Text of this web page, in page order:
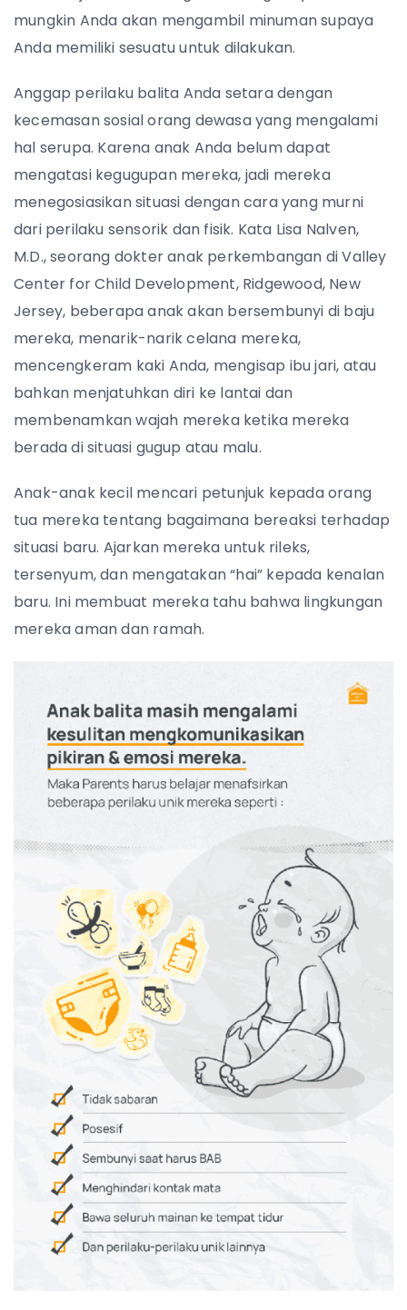
mungkin Anda akan mengambil minuman supaya
Anda memiliki sesuatu untuk dilakukan.
Anggap perilaku balita Anda setara dengan
kecemasan sosial orang dewasa yang mengalami
hal serupa. Karena anak Anda belum dapat
mengatasi kegugupan mereka, jadi mereka
menegosiasikan situasi dengan cara yang murni
dari perilaku sensorik dan fisik. Kata Lisa Nalven,
M.D., seorang dokter anak perkembangan di Valley
Center for Child Development, Ridgewood, New
Jersey, beberapa anak akan bersembunyi di baju
mereka, menarik-narik celana mereka,
mencengkeram kaki Anda, mengisap ibu jari, atau
bahkan menjatuhkan diri ke lantai dan
membenamkan wajah mereka ketika mereka
berada di situasi gugup atau malu.
Anak-anak kecil mencari petunjuk kepada orang
tua mereka tentang bagaimana bereaksi terhadap
situasi baru. Ajarkan mereka untuk rileks,
tersenyum, dan mengatakan “hai” kepada kenalan
baru. Ini membuat mereka tahu bahwa lingkungan
mereka aman dan ramah.